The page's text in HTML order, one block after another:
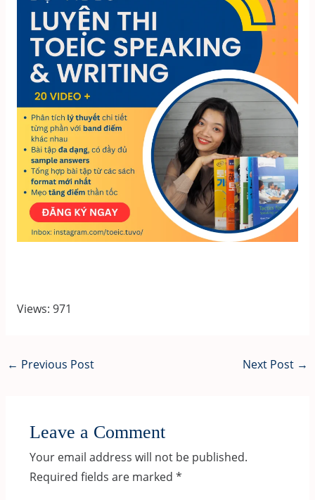
Views: 971
Post
← Previous Post Next Post →
Leave a Comment
Your email address will not be published.
Required fields are marked *